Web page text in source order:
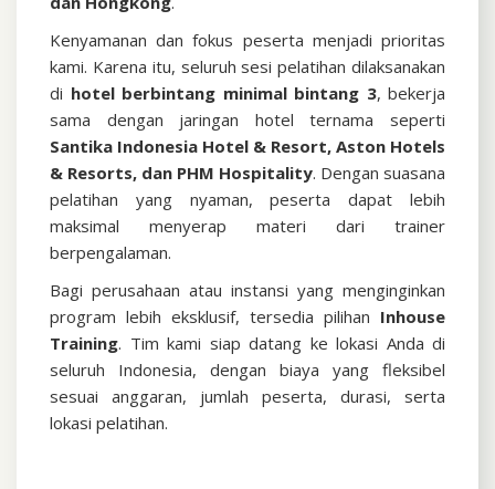
Kenyamanan dan fokus peserta menjadi prioritas
kami. Karena itu, seluruh sesi pelatihan dilaksanakan
di hotel berbintang minimal bintang 3, bekerja
sama dengan jaringan hotel ternama seperti
Santika Indonesia Hotel & Resort, Aston Hotels
& Resorts, dan PHM Hospitality. Dengan suasana
pelatihan yang nyaman, peserta dapat lebih
maksimal menyerap materi dari trainer
berpengalaman.
Bagi perusahaan atau instansi yang menginginkan
program lebih eksklusif, tersedia pilihan Inhouse
Training. Tim kami siap datang ke lokasi Anda di
seluruh Indonesia, dengan biaya yang fleksibel
sesuai anggaran, jumlah peserta, durasi, serta
lokasi pelatihan.